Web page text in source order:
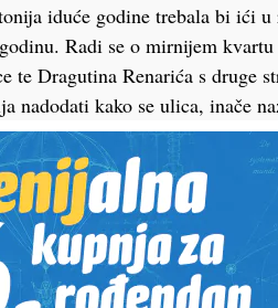
iduće godine trebala bi ići
Radi se o mirnijem
te Dragutina Renarića s druge
nadodati kako se ulica, inače
prema budućem naselju
u ponedjeljak u tiskanom
Barbara Pokos u tu